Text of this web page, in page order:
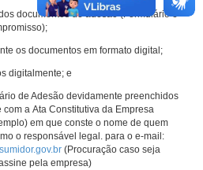
documentos de adesão (Formulário e
os documentos em formato digital;
digitalmente; e
de Adesão devidamente preenchidos
a Ata Constitutiva da Empresa
em que conste o nome de quem
o responsável legal. para o e-mail:
(Procuração caso seja
pela empresa)